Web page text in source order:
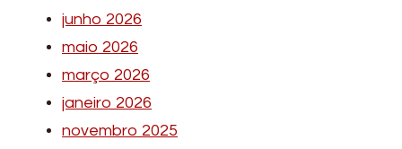
junho 2026
maio 2026
março 2026
janeiro 2026
novembro 2025